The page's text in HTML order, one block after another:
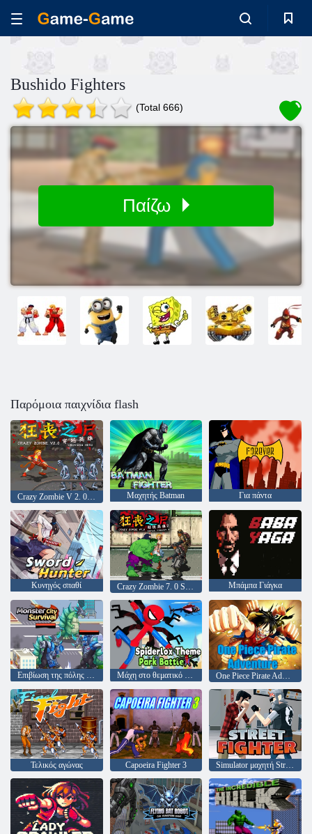
Bushido Fighters
(Total 666)
Παίζω
Παρόμοια παιχνίδια flash
Crazy Zombie V 2. 0 Crossing Hero Μαχητής Batman Για πάντα
Κυνηγός σπαθί Μπάμπα Γιάγκα
Επιβίωση της πόλης Monster Μάχη στο θεματικό πάρκο Spiderlox One Piece Pirate Adventure
Τελικός αγώνας Capoeira Fighter 3 Simulator μαχητή Street